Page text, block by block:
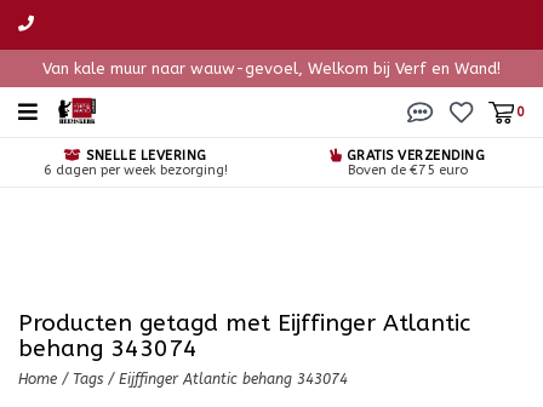
Van kale muur naar wauw-gevoel, Welkom bij Verf en Wand!
0
SNELLE LEVERING
6 dagen per week bezorging!
GRATIS VERZENDING
Boven de €75 euro
Producten getagd met Eijffinger Atlantic
behang 343074
Home / Tags / Eijffinger Atlantic behang 343074